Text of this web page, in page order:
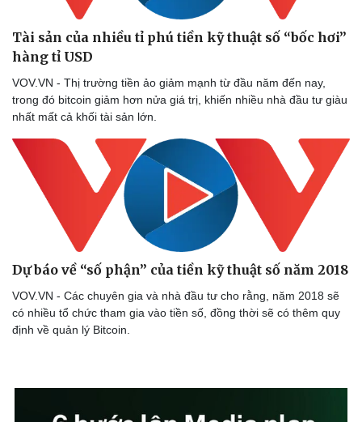
Tài sản của nhiều tỉ phú tiền kỹ thuật số “bốc hơi”
hàng tỉ USD
VOV.VN - Thị trường tiền ảo giảm mạnh từ đầu năm đến nay,
trong đó bitcoin giảm hơn nửa giá trị, khiến nhiều nhà đầu tư giàu
nhất mất cả khối tài sản lớn.
Dự báo về “số phận” của tiền kỹ thuật số năm 2018
VOV.VN - Các chuyên gia và nhà đầu tư cho rằng, năm 2018 sẽ
có nhiều tổ chức tham gia vào tiền số, đồng thời sẽ có thêm quy
định về quản lý Bitcoin.